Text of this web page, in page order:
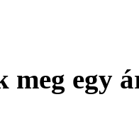
meg egy